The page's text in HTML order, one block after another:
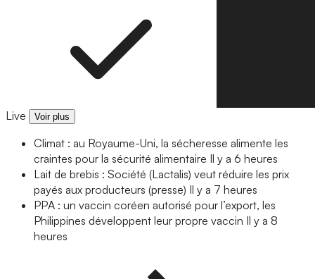
Live Voir plus
Climat : au Royaume-Uni, la sécheresse alimente les
craintes pour la sécurité alimentaire Il y a 6 heures
Lait de brebis : Société (Lactalis) veut réduire les prix
payés aux producteurs (presse) Il y a 7 heures
PPA : un vaccin coréen autorisé pour l’export, les
Philippines développent leur propre vaccin Il y a 8
heures